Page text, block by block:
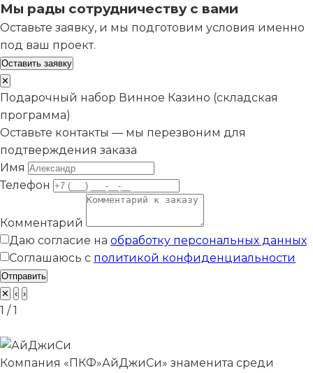
Мы рады сотрудничеству с вами
Оставьте заявку, и мы подготовим условия именно
под ваш проект.
Оставить заявку
✕
Подарочный набор Винное Казино (складская
программа)
Оставьте контакты — мы перезвоним для
подтверждения заказа
Имя
Телефон
Комментарий
Даю согласие на обработку персональных данных
Соглашаюсь с политикой конфиденциальности
Отправить
✕
‹ ›
1 / 1
Компания «ПКФ»АйДжиСи» знаменита среди